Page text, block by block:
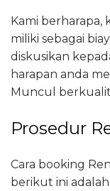
Kami berharapa,
miliki sebagai
diskusikan
harapan anda
Muncul
Prosedur
Cara booking
berikut ini